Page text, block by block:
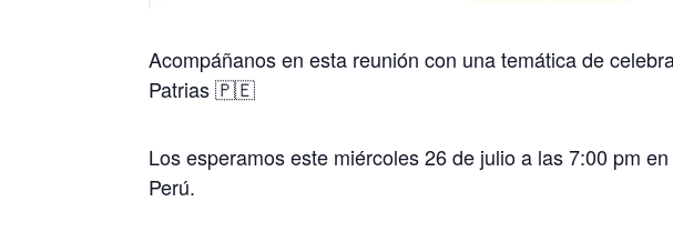
Acompáñanos en esta reunión con una temática de
Patrias 🇵🇪
Los esperamos este miércoles 26 de julio a las 7:00 pm
Perú.